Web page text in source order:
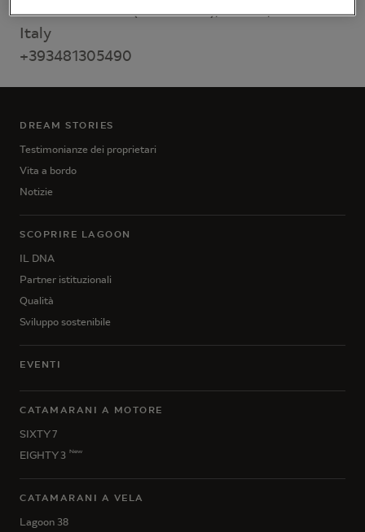
TONNARELLA (MESSINA), 98054,
Italy
+393481305490
DREAM STORIES
Testimonianze dei proprietari
Vita a bordo
Notizie
SCOPRIRE LAGOON
IL DNA
Partner istituzionali
Qualità
Sviluppo sostenibile
EVENTI
CATAMARANI A MOTORE
SIXTY 7
EIGHTY 3 New
CATAMARANI A VELA
Lagoon 38